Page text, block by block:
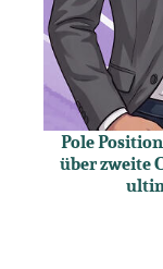
Pole
über zweite